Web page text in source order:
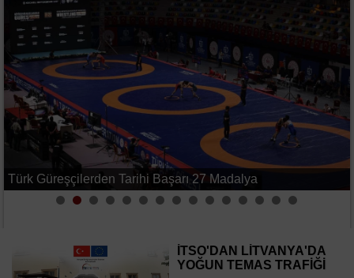
Türk Güreşçilerden Tarihi Başarı 27 Madalya
İTSO'DAN LİTVANYA'DA
YOĞUN TEMAS TRAFİĞİ